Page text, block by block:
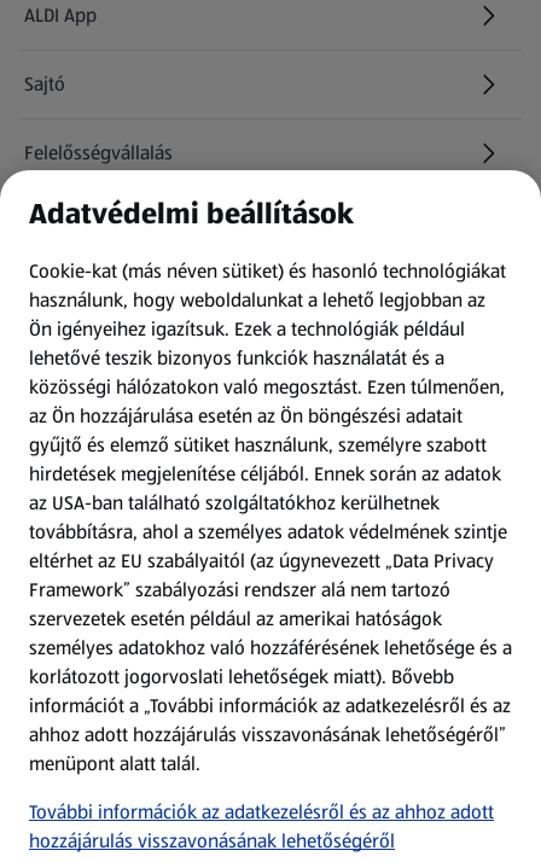
ALDI App
Sajtó
Felelősségvállalás
Információk
Kérdőív
Fizetési lehetőségek
ALDI utalványok
Árcsökkentés
Adattörlő alkalmazás
Szervizpont
(új oldalon nyílik meg)
Fedezz fel minket az interneten!
Töltsd le az ALDI Magyarország applikációt!
Adatvédelmi beállítások
Cookie-kat (más néven sütiket) és hasonló technológiákat
használunk, hogy weboldalunkat a lehető legjobban az
Ön igényeihez igazítsuk. Ezek a technológiák például
lehetővé teszik bizonyos funkciók használatát és a
közösségi hálózatokon való megosztást. Ezen túlmenően,
az Ön hozzájárulása esetén az Ön böngészési adatait
gyűjtő és elemző sütiket használunk, személyre szabott
hirdetések megjelenítése céljából. Ennek során az adatok
az USA-ban található szolgáltatókhoz kerülhetnek
továbbításra, ahol a személyes adatok védelmének szintje
eltérhet az EU szabályaitól (az úgynevezett „Data Privacy
Framework” szabályozási rendszer alá nem tartozó
szervezetek esetén például az amerikai hatóságok
személyes adatokhoz való hozzáférésének lehetősége és a
korlátozott jogorvoslati lehetőségek miatt). Bővebb
információt a „További információk az adatkezelésről és az
ahhoz adott hozzájárulás visszavonásának lehetőségéről”
menüpont alatt talál.
További információk az adatkezelésről és az ahhoz adott
hozzájárulás visszavonásának lehetőségéről